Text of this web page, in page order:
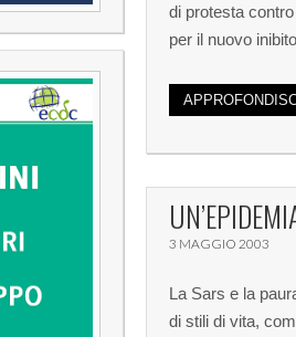
di protesta
per il nuovo
3 MAGGIO 2003
La Sars e la
di stili di vita,